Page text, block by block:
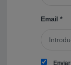
Email*